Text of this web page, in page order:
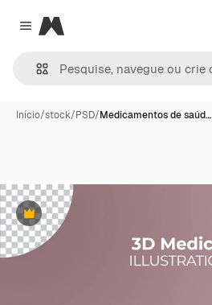
Close menu
Magnific
Início/stock/PSD/Medicamentos de saúd…
Premium